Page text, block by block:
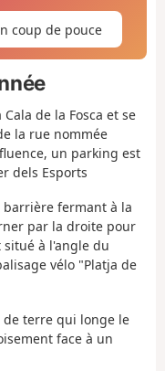
coup de pouce
de la Fosca et se
la rue nommée
un parking est
dels Esports
fermant à la
par la droite pour
à l'angle du
vélo "Platja de
terre qui longe le
face à un